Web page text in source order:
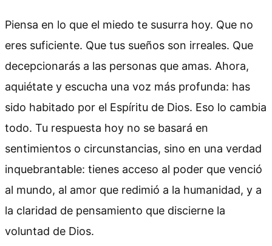
Piensa en lo que el miedo te susurra hoy. Que no
eres suficiente. Que tus sueños son irreales. Que
decepcionarás a las personas que amas. Ahora,
aquiétate y escucha una voz más profunda: has
sido habitado por el Espíritu de Dios. Eso lo cambia
todo. Tu respuesta hoy no se basará en
sentimientos o circunstancias, sino en una verdad
inquebrantable: tienes acceso al poder que venció
al mundo, al amor que redimió a la humanidad, y a
la claridad de pensamiento que discierne la
voluntad de Dios.